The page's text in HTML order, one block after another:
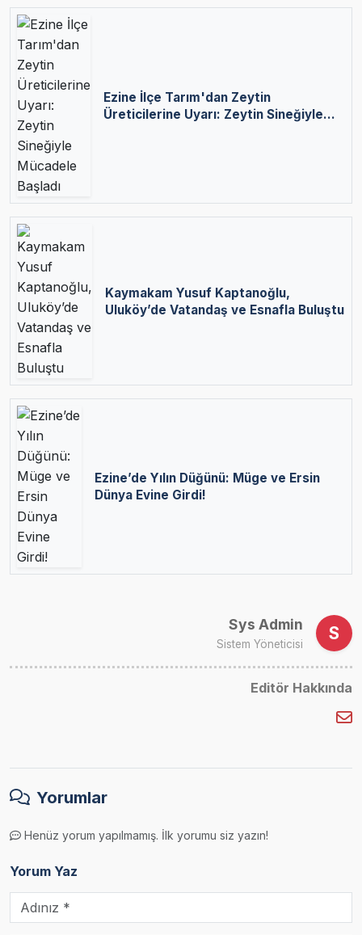
Ezine İlçe Tarım'dan Zeytin
Üreticilerine Uyarı: Zeytin Sineğiyle
Kaymakam Yusuf Kaptanoğlu,
Uluköy’de Vatandaş ve Esnafla Buluştu
Ezine’de Yılın Düğünü: Müge ve Ersin
Dünya Evine Girdi!
Sys Admin
Sistem Yöneticisi
S
Editör Hakkında
Yorumlar
Henüz yorum yapılmamış. İlk yorumu siz yazın!
Yorum Yaz